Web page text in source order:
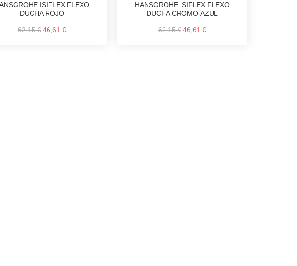
ISIFLEX FLEXO
DUCHA ROJO
62,15 € 46,61 €
HANSGROHE ISIFLEX FLEXO
DUCHA CROMO-AZUL
62,15 €46,61 €